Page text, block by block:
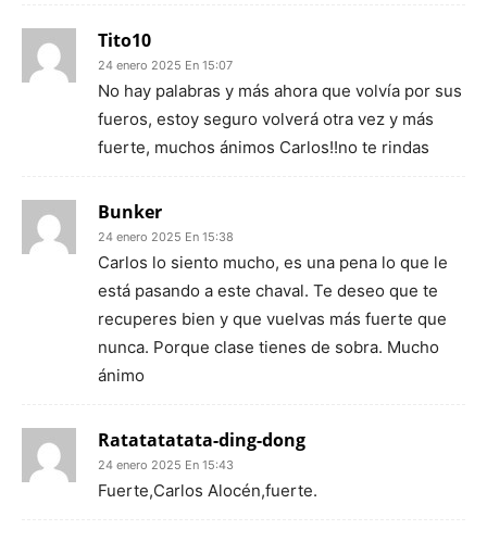
Tito10
24 enero 2025 En 15:07
No hay palabras y más ahora que volvía por sus
fueros, estoy seguro volverá otra vez y más
fuerte, muchos ánimos Carlos!!no te rindas
Bunker
24 enero 2025 En 15:38
Carlos lo siento mucho, es una pena lo que le
está pasando a este chaval. Te deseo que te
recuperes bien y que vuelvas más fuerte que
nunca. Porque clase tienes de sobra. Mucho
ánimo
Ratatatatata-ding-dong
24 enero 2025 En 15:43
Fuerte,Carlos Alocén,fuerte.